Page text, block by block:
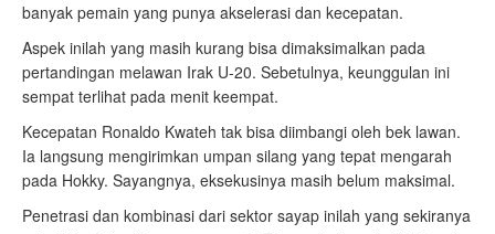
banyak pemain yang punya akselerasi dan kecepatan.
Aspek inilah yang masih kurang bisa dimaksimalkan pada
pertandingan melawan Irak U-20. Sebetulnya, keunggulan ini
sempat terlihat pada menit keempat.
Kecepatan Ronaldo Kwateh tak bisa diimbangi oleh bek lawan.
Ia langsung mengirimkan umpan silang yang tepat mengarah
pada Hokky. Sayangnya, eksekusinya masih belum maksimal.
Penetrasi dan kombinasi dari sektor sayap inilah yang sekiranya